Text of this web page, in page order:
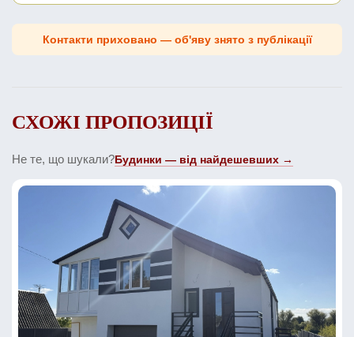
Контакти приховано — об'яву знято з публікації
СХОЖІ ПРОПОЗИЦІЇ
Не те, що шукали?Будинки — від найдешевших →